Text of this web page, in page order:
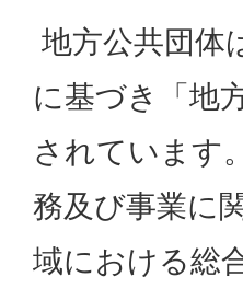
地方公共団体
に基づき「地
されています
務及び事業に
域における総